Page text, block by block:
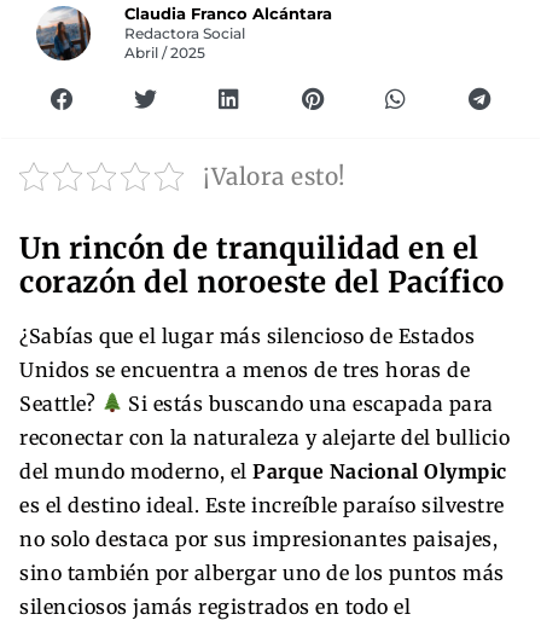
Claudia Franco Alcántara
Redactora Social
Abril / 2025
¡Valora esto!
Un rincón de tranquilidad en el
corazón del noroeste del Pacífico
¿Sabías que el lugar más silencioso de Estados
Unidos se encuentra a menos de tres horas de
Seattle?
Si estás buscando una escapada para
reconectar con la naturaleza y alejarte del bullicio
del mundo moderno, el Parque Nacional Olympic
es el destino ideal. Este increíble paraíso silvestre
no solo destaca por sus impresionantes paisajes,
sino también por albergar uno de los puntos más
silenciosos jamás registrados en todo el